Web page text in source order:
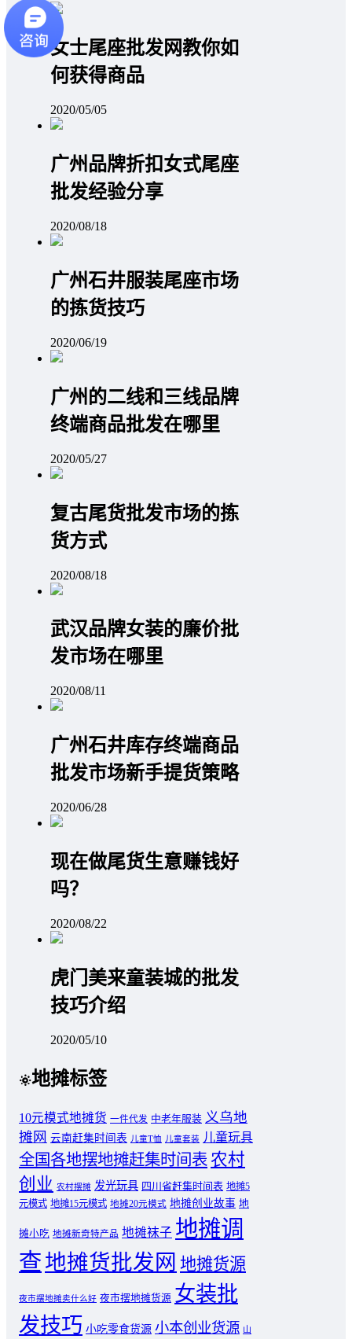
女士尾座批发网教你如
何获得商品
2020/05/05
广州品牌折扣女式尾座
批发经验分享
2020/08/18
广州石井服装尾座市场
的拣货技巧
2020/06/19
广州的二线和三线品牌
终端商品批发在哪里
2020/05/27
复古尾货批发市场的拣
货方式
2020/08/18
武汉品牌女装的廉价批
发市场在哪里
2020/08/11
广州石井库存终端商品
批发市场新手提货策略
2020/06/28
现在做尾货生意赚钱好
吗？
2020/08/22
虎门美来童装城的批发
技巧介绍
2020/05/10
地摊标签
10元模式地摊货 一件代发 中老年服装 义乌地
摊网 云南赶集时间表 儿童T恤 儿童套装 儿童玩具
全国各地摆地摊赶集时间表 农村
创业 农村摆摊 发光玩具 四川省赶集时间表 地摊5
元模式 地摊15元模式 地摊20元模式 地摊创业故事 地
摊小吃 地摊新奇特产品 地摊袜子 地摊调
查地摊货批发网 地摊货源
夜市摆地摊卖什么好 夜市摆地摊货源 女装批
发技巧 小吃零食货源 小本创业货源 山